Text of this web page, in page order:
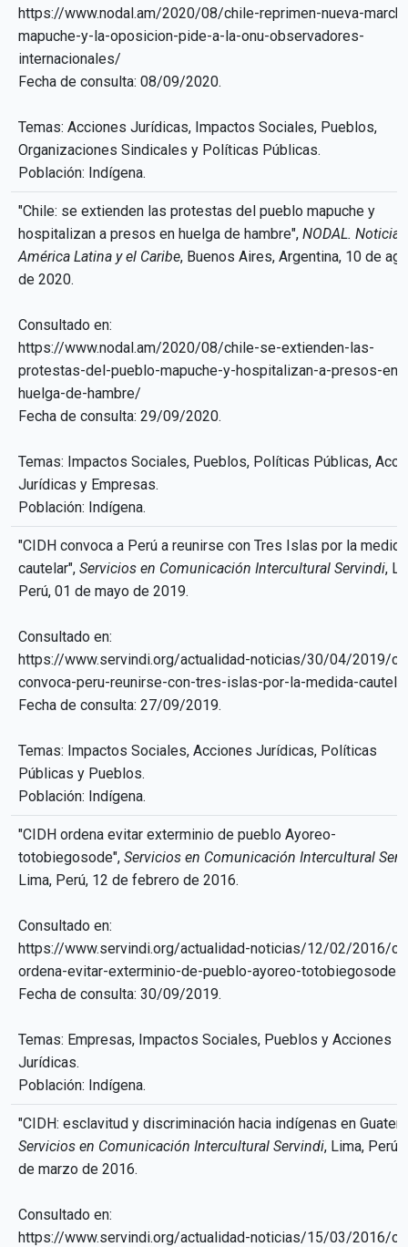
https://www.nodal.am/2020/08/chile-reprimen-nueva-
mapuche-y-la-oposicion-pide-a-la-onu-observadores-
internacionales/
Fecha de consulta: 08/09/2020.
Temas: Acciones Jurídicas, Impactos Sociales, Pueblos,
Organizaciones Sindicales y Políticas Públicas.
Población: Indígena.
"Chile: se extienden las protestas del pueblo mapuche y
hospitalizan a presos en huelga de hambre", NODAL.
América Latina y el Caribe, Buenos Aires, Argentina, 10 de
de 2020.
Consultado en:
https://www.nodal.am/2020/08/chile-se-extienden-las-
protestas-del-pueblo-mapuche-y-hospitalizan-a-presos-en-
huelga-de-hambre/
Fecha de consulta: 29/09/2020.
Temas: Impactos Sociales, Pueblos, Políticas Públicas,
Jurídicas y Empresas.
Población: Indígena.
"CIDH convoca a Perú a reunirse con Tres Islas por la medida
cautelar", Servicios en Comunicación Intercultural Servindi,
Perú, 01 de mayo de 2019.
Consultado en:
https://www.servindi.org/actualidad-noticias/30/04/2019/
convoca-peru-reunirse-con-tres-islas-por-la-medida-cautelar
Fecha de consulta: 27/09/2019.
Temas: Impactos Sociales, Acciones Jurídicas, Políticas
Públicas y Pueblos.
Población: Indígena.
"CIDH ordena evitar exterminio de pueblo Ayoreo-
totobiegosode", Servicios en Comunicación Intercultural
Lima, Perú, 12 de febrero de 2016.
Consultado en:
https://www.servindi.org/actualidad-noticias/12/02/2016/
ordena-evitar-exterminio-de-pueblo-ayoreo-totobiegosode
Fecha de consulta: 30/09/2019.
Temas: Empresas, Impactos Sociales, Pueblos y Acciones
Jurídicas.
Población: Indígena.
"CIDH: esclavitud y discriminación hacia indígenas en
Servicios en Comunicación Intercultural Servindi, Lima, Perú,
de marzo de 2016.
Consultado en:
https://www.servindi.org/actualidad-noticias/15/03/2016/